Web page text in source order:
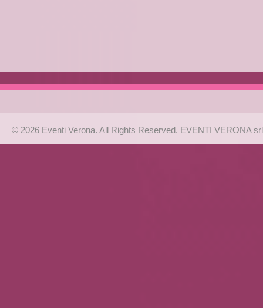
© 2026 Eventi Verona. All Rights Reserved. EVENTI VERONA